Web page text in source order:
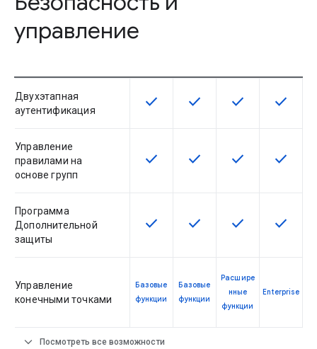
управление
Двухэтапная
аутентификация
Эта возможность доступна для
check Эта возможность
check Эта
check Эта
check
Управление
правилами на
основе групп
Эта возможность доступна для
check Эта возможность
check Эта
check Эта
check
Программа
Дополнительной
защиты
Эта возможность доступна для
check Эта возможность
check Эта
check Эта
check
Управление
конечными точками
Базовые
функции
Базовые
функции
Расшире
нные
функции
Enterprise
expand_more Посмотреть все возможности